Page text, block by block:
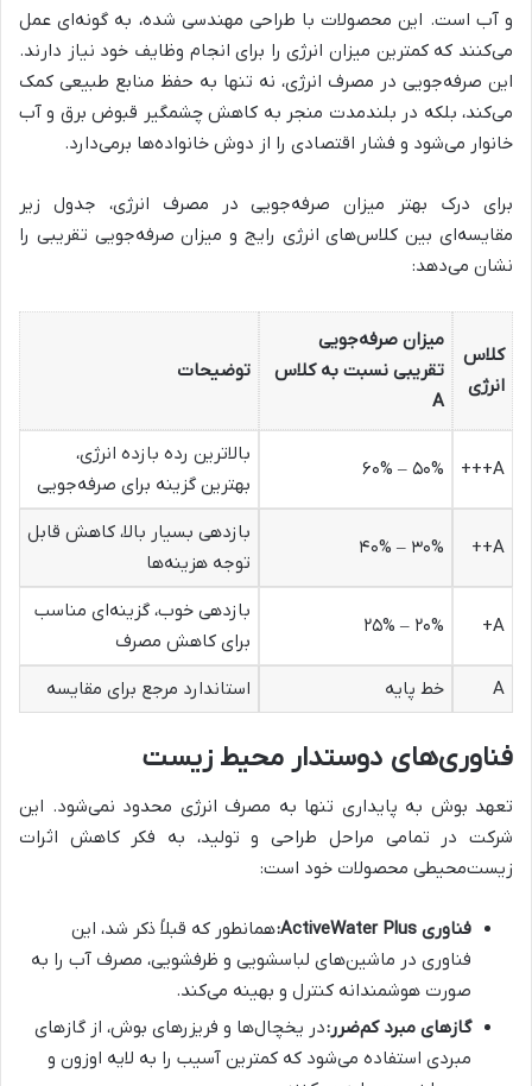
و آب است. این محصولات با طراحی مهندسی شده، به گونه‌ای عمل
می‌کنند که کمترین میزان انرژی را برای انجام وظایف خود نیاز دارند.
این صرفه‌جویی در مصرف انرژی، نه تنها به حفظ منابع طبیعی کمک
می‌کند، بلکه در بلندمدت منجر به کاهش چشمگیر قبوض برق و آب
خانوار می‌شود و فشار اقتصادی را از دوش خانواده‌ها برمی‌دارد.
برای درک بهتر میزان صرفه‌جویی در مصرف انرژی، جدول زیر
مقایسه‌ای بین کلاس‌های انرژی رایج و میزان صرفه‌جویی تقریبی را
نشان می‌دهد:
کلاس
انرژی
میزان صرفه‌جویی
تقریبی نسبت به کلاس
A
توضیحات
A+++ ۵۰% – ۶۰%
بالاترین رده بازده انرژی،
بهترین گزینه برای صرفه‌جویی
A++ ۳۰% – ۴۰%
بازدهی بسیار بالا، کاهش قابل
توجه هزینه‌ها
A+ ۲۰% – ۲۵%
بازدهی خوب، گزینه‌ای مناسب
برای کاهش مصرف
A
خط پایه استاندارد مرجع برای مقایسه
فناوری‌های دوستدار محیط زیست
تعهد بوش به پایداری تنها به مصرف انرژی محدود نمی‌شود. این
شرکت در تمامی مراحل طراحی و تولید، به فکر کاهش اثرات
زیست‌محیطی محصولات خود است:
فناوری ActiveWater Plus:
همانطور که قبلاً ذکر شد، این
فناوری در ماشین‌های لباسشویی و ظرفشویی، مصرف آب را به
صورت هوشمندانه کنترل و بهینه می‌کند.
گازهای مبرد کم‌ضرر:در یخچال‌ها و فریزرهای بوش، از گازهای
مبردی استفاده می‌شود که کمترین آسیب را به لایه اوزون و